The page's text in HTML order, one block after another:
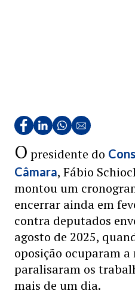
O presidente do
Câmara, Fábio
montou um
encerrar ainda em
contra deputados
agosto de 2025,
oposição ocuparam
paralisaram os
mais de um dia.